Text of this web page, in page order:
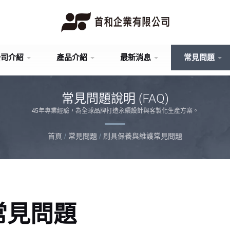
介紹 產品介紹 最新消息 常見問題
常見問題說明 (FAQ)
45年專業經驗，為全球品牌打造永續設計與客製化生產方案。
首頁 / 常見問題 / 刷具保養與維護常見問題
見問題